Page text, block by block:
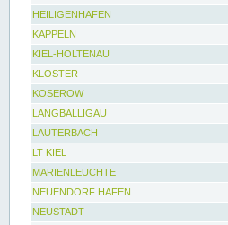
HEILIGENHAFEN
KAPPELN
KIEL-HOLTENAU
KLOSTER
KOSEROW
LANGBALLIGAU
LAUTERBACH
LT KIEL
MARIENLEUCHTE
NEUENDORF HAFEN
NEUSTADT